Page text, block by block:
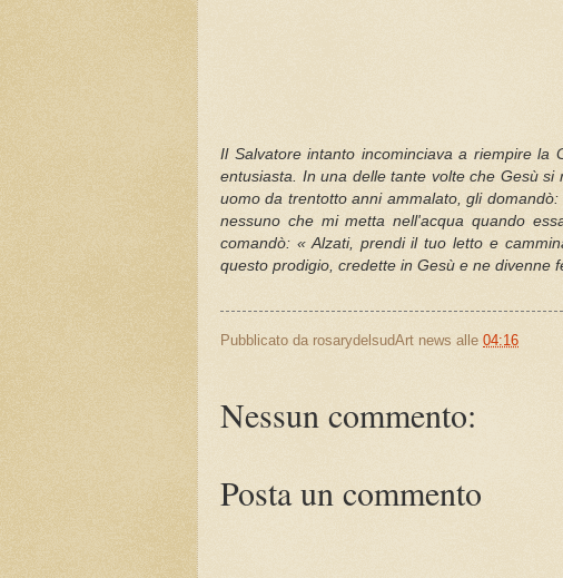
Il Salvatore intanto incominciava a riempire la
entusiasta. In una delle tante volte che Gesù
uomo da trentotto anni ammalato, gli
nessuno che mi metta nell'acqua quando
comandò: « Alzati, prendi il tuo letto e
questo prodigio, credette in Gesù e ne divenne
Pubblicato da rosarydelsudArt news alle 04:16
Nessun commento:
Posta un commento